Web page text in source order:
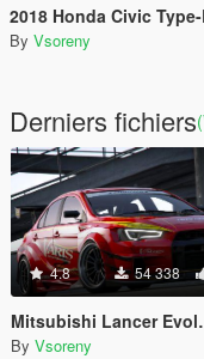
2018 Honda Civic Type-
By Vsoreny
Derniers fichiers
4.8 54 338
Mitsubishi Lancer Evolution X (CZ4A) (Varis | Team Orange) [Add-On | Template]
By Vsoreny